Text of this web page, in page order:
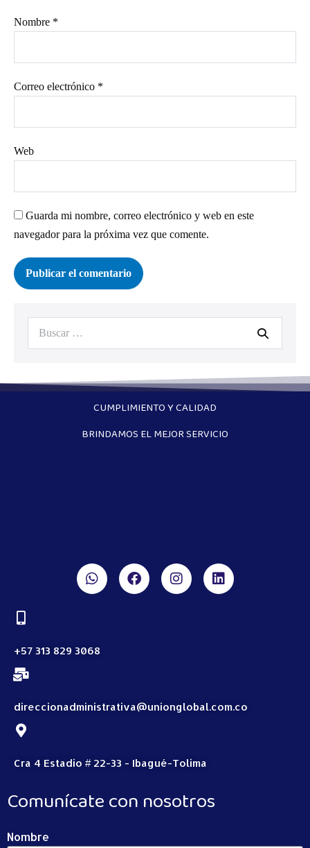
Nombre *
Correo electrónico *
Web
Guarda mi nombre, correo electrónico y web en este
navegador para la próxima vez que comente.
CUMPLIMIENTO Y CALIDAD
BRINDAMOS EL MEJOR SERVICIO
+57 313 829 3068
direccionadministrativa@unionglobal.com.co
Cra 4 Estadio # 22-33 - Ibagué-Tolima
Comunícate con nosotros
Nombre